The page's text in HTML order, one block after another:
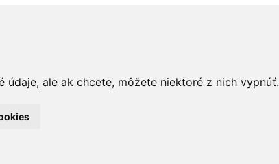
údaje, ale ak chcete, môžete niektoré z nich vypnúť.